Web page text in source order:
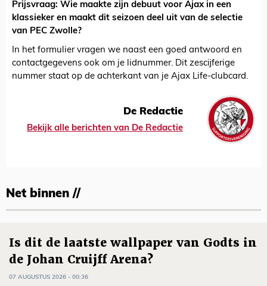
Prijsvraag: Wie maakte zijn debuut voor Ajax in een
klassieker en maakt dit seizoen deel uit van de selectie
van PEC Zwolle?
In het formulier vragen we naast een goed antwoord en
contactgegevens ook om je lidnummer. Dit zescijferige
nummer staat op de achterkant van je Ajax Life-clubcard.
De Redactie
Bekijk alle berichten van De Redactie
Net binnen //
Is dit de laatste wallpaper van Godts in
de Johan Cruijff Arena?
07 AUGUSTUS 2026 - 00:36